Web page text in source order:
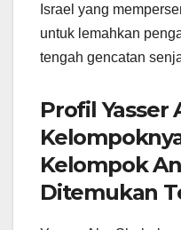
Israel yang
untuk lemahkan
tengah gencatan
Profil Yasser
Kelompok
Ditemukan